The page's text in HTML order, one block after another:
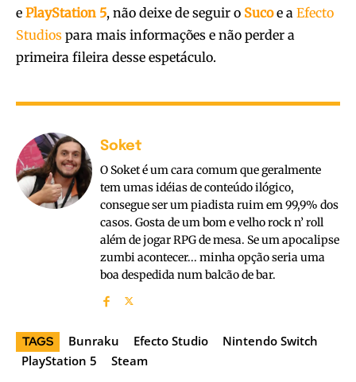
e PlayStation 5, não deixe de seguir o Sucoe a Efecto
Studios para mais informações e não perder a
primeira fileira desse espetáculo.
Soket
O Soket é um cara comum que geralmente
tem umas idéias de conteúdo ilógico,
consegue ser um piadista ruim em 99,9% dos
casos. Gosta de um bom e velho rock n’ roll
além de jogar RPG de mesa. Se um apocalipse
zumbi acontecer... minha opção seria uma
boa despedida num balcão de bar.
TAGS Bunraku Efecto Studio
Nintendo Switch
PlayStation 5
Steam